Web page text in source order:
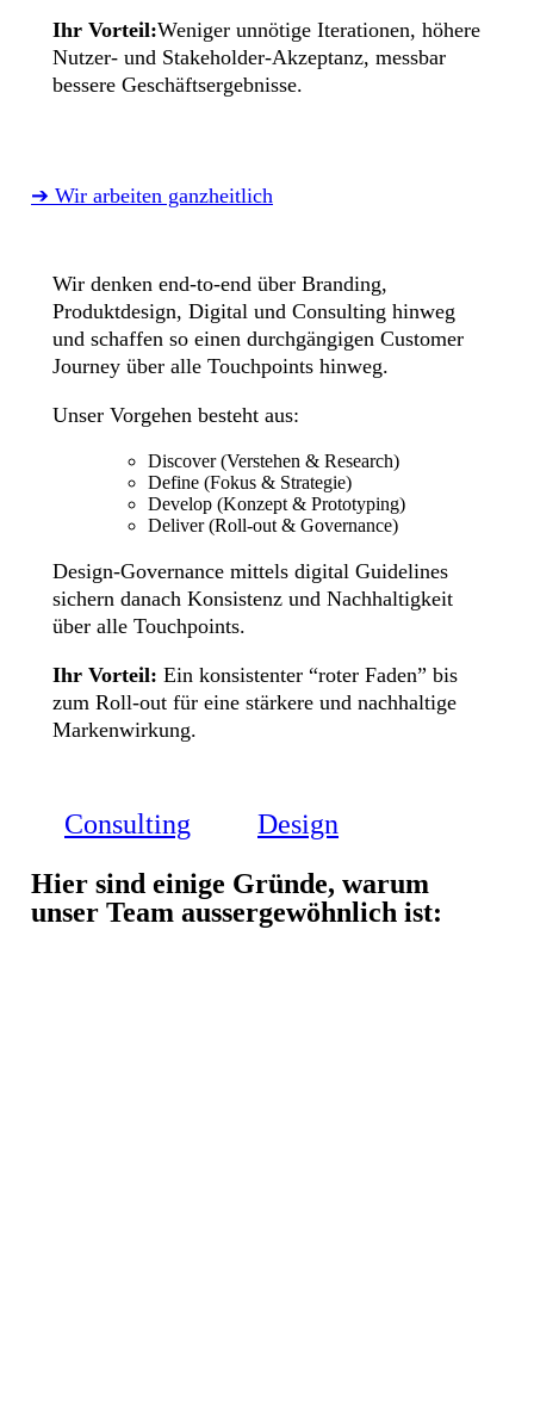
Ihr Vorteil:Weniger unnötige Iterationen, höhere
Nutzer- und Stakeholder-Akzeptanz, messbar
bessere Geschäftsergebnisse.
➔ Wir arbeiten ganzheitlich
Wir denken end-to-end über Branding,
Produktdesign, Digital und Consulting hinweg
und schaffen so einen durchgängigen Customer
Journey über alle Touchpoints hinweg.
Unser Vorgehen besteht aus:
Discover (Verstehen & Research)
Define (Fokus & Strategie)
Develop (Konzept & Prototyping)
Deliver (Roll-out & Governance)
Design-Governance mittels digital Guidelines
sichern danach Konsistenz und Nachhaltigkeit
über alle Touchpoints.
Ihr Vorteil: Ein konsistenter “roter Faden” bis
zum Roll-out für eine stärkere und nachhaltige
Markenwirkung.
Consulting
Design
Hier sind einige Gründe, warum
unser Team aussergewöhnlich ist: